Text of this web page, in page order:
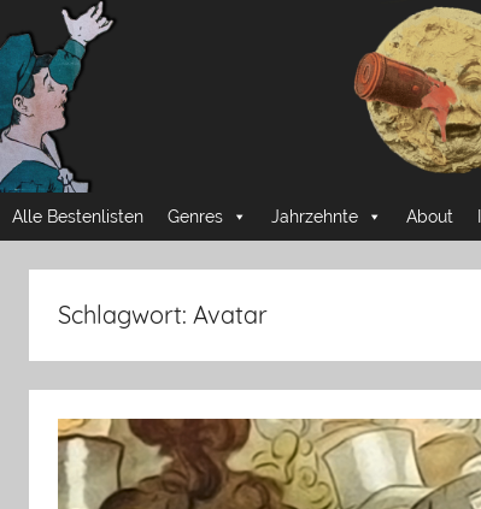
Inhalt
springen
Mussmansehen
Cineastische
Pflichtprogramme
Alle Bestenlisten Genres Jahrzehnte About
Schlagwort: Avatar